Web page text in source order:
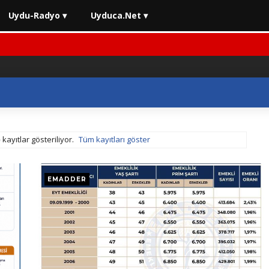
gösteriliyor. Tüm kayıtları göster
EMADDER
Durum ⚡ 2026 En İyi Yatırım Araçları Rehberi ⚡
Uydu-Radyo ▾ Uyduca.Net ▾